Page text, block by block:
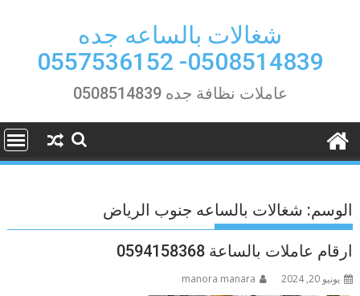
شغالات بالساعه جده
0508514839- 0557536152
عاملات نظافة جده 0508514839
الوسم: شغالات بالساعه جنوب الرياض
ارقام عاملات بالساعة 0594158368
يونيو 20, 2024 manora manara